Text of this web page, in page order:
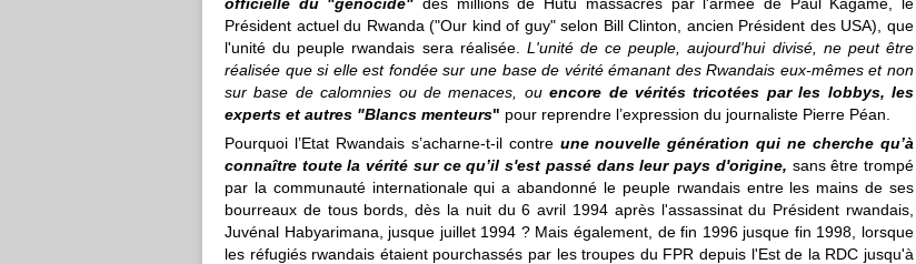
Président actuel du Rwanda ("Our kind of guy" selon Bill Clinton, ancien Président des USA), que
l'unité du peuple rwandais sera réalisée. L'unité de ce peuple, aujourd'hui divisé, ne peut être
réalisée que si elle est fondée sur une base de vérité émanant des Rwandais eux‐mêmes et non
sur base de calomnies ou de menaces, ouencore de vérités tricotées par les lobbys, les
experts et autres "Blancs menteurs" pour reprendre l’expression du journaliste Pierre Péan.
Pourquoi l’Etat Rwandais s’acharne‐t‐il contre une nouvelle génération qui ne cherche qu’à
connaître toute la vérité sur ce qu’il s'est passé dans leur pays d'origine, sans être trompé
par la communauté internationale qui a abandonné le peuple rwandais entre les mains de ses
bourreaux de tous bords, dès la nuit du 6 avril 1994 après l'assassinat du Président rwandais,
Juvénal Habyarimana, jusque juillet 1994 ? Mais également, de fin 1996 jusque fin 1998, lorsque
les réfugiés rwandais étaient pourchassés par les troupes du FPR depuis l'Est de la RDC jusqu'à